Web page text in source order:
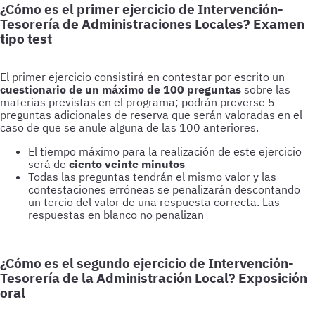
¿Cómo es el primer ejercicio de Intervención-
Tesorería de Administraciones Locales? Examen
tipo test
El primer ejercicio consistirá en contestar por escrito un
cuestionario de un máximo de 100 preguntas sobre las
materias previstas en el programa; podrán preverse 5
preguntas adicionales de reserva que serán valoradas en el
caso de que se anule alguna de las 100 anteriores.
El tiempo máximo para la realización de este ejercicio
será de ciento veinte minutos
Todas las preguntas tendrán el mismo valor y las
contestaciones erróneas se penalizarán descontando
un tercio del valor de una respuesta correcta. Las
respuestas en blanco no penalizan
¿Cómo es el segundo ejercicio de Intervención-
Tesorería de la Administración Local? Exposición
oral